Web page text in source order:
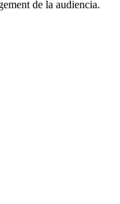
de la audiencia.